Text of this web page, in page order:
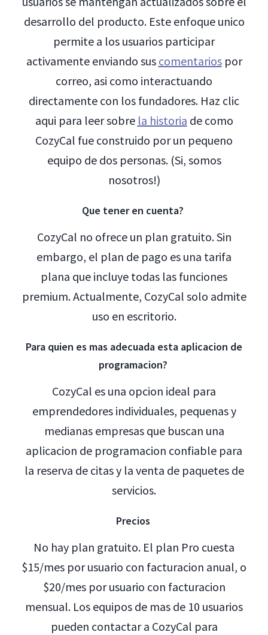
desarrollo del producto. Este enfoque unico
permite a los usuarios participar
activamente enviando sus comentariospor
correo, asi como interactuando
directamente con los fundadores. Haz clic
aqui para leer sobre la historia de como
CozyCal fue construido por un pequeno
equipo de dos personas. (Si, somos
nosotros!)
Que tener en cuenta?
CozyCal no ofrece un plan gratuito. Sin
embargo, el plan de pago es una tarifa
plana que incluye todas las funciones
premium. Actualmente, CozyCal solo admite
uso en escritorio.
Para quien es mas adecuada esta aplicacion de
programacion?
CozyCal es una opcion ideal para
emprendedores individuales, pequenas y
medianas empresas que buscan una
aplicacion de programacion confiable para
la reserva de citas y la venta de paquetes de
servicios.
Precios
No hay plan gratuito. El plan Pro cuesta
$15/mes por usuario con facturacion anual, o
$20/mes por usuario con facturacion
mensual. Los equipos de mas de 10 usuarios
pueden contactar a CozyCal para